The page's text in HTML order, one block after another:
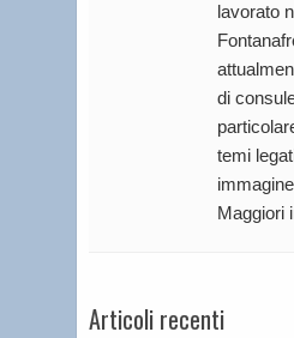
lavorato
di
temi
Maggiori
Articoli recenti